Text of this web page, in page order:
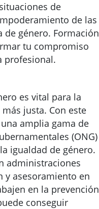
de
de las
género. Formación
tu compromiso
profesional.
es vital para la
justa. Con este
amplia gama de
igualdad de género.
administraciones
y asesoramiento en
en la prevención
conseguir